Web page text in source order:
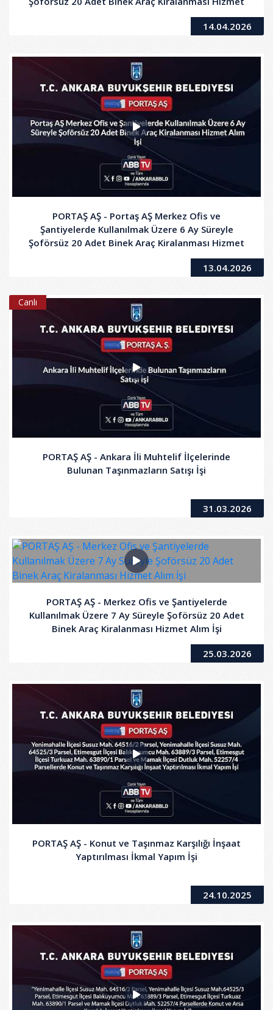
14.04.2026
PORTAŞ AŞ - Portaş AŞ Merkez Ofis ve
Şantiyelerde Kullanılmak Üzere 6 Ay Süreyle
Şoförsüz 20 Adet Binek Araç Kiralanması Hizmet
13.04.2026
Canlı
PORTAŞ AŞ - Ankara İli Muhtelif İlçelerinde
Bulunan Taşınmazların Satışı İşi
31.03.2026
PORTAŞ AŞ - Merkez Ofis ve Şantiyelerde
Kullanılmak Üzere 7 Ay Süreyle Şoförsüz 20 Adet
Binek Araç Kiralanması Hizmet Alım İşi
25.03.2026
PORTAŞ AŞ - Konut ve Taşınmaz Karşılığı İnşaat
Yaptırılması İkmal Yapım İşi
24.10.2025